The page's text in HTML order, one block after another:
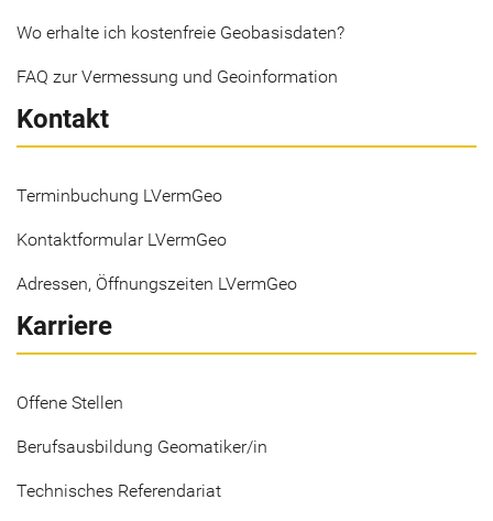
Wo erhalte ich kostenfreie Geobasisdaten?
FAQ zur Vermessung und Geoinformation
Kontakt
Terminbuchung LVermGeo
Kontaktformular LVermGeo
Adressen, Öffnungszeiten LVermGeo
Karriere
Offene Stellen
Berufsausbildung Geomatiker/in
Technisches Referendariat